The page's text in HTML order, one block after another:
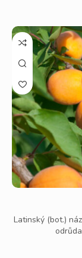
Latinský (bot.)